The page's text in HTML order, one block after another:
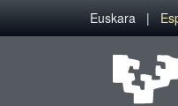
Saltar al contenido principal
Euskara